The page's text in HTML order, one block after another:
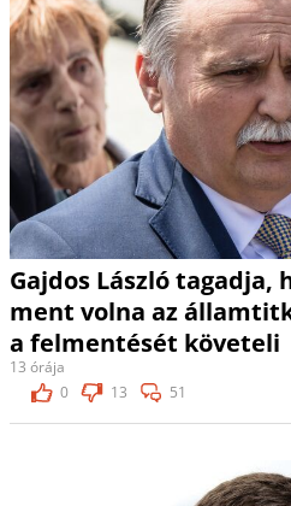
Gajdos László tagadja,
ment volna az
a felmentését követeli
13 órája
0
13 51